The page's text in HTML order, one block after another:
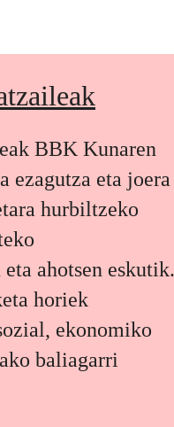
BBK Kunaren
ezagutza eta joera
hurbiltzeko
ahotsen eskutik.
horiek
ekonomiko
baliagarri